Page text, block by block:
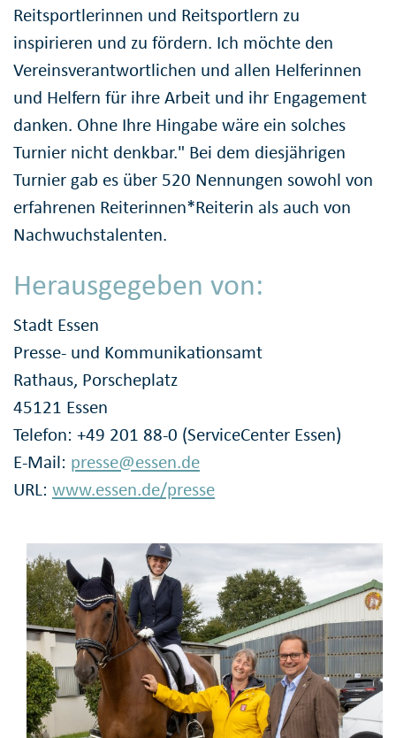
Reitsportlerinnen und Reitsportlern zu
inspirieren und zu fördern. Ich möchte den
Vereinsverantwortlichen und allen Helferinnen
und Helfern für ihre Arbeit und ihr Engagement
danken. Ohne Ihre Hingabe wäre ein solches
Turnier nicht denkbar." Bei dem diesjährigen
Turnier gab es über 520 Nennungen sowohl von
erfahrenen Reiterinnen*Reiterin als auch von
Nachwuchstalenten.
Herausgegeben von:
Stadt Essen
Presse- und Kommunikationsamt
Rathaus, Porscheplatz
45121 Essen
Telefon: +49 201 88-0 (ServiceCenter Essen)
E-Mail: presse@essen.de
URL: www.essen.de/presse